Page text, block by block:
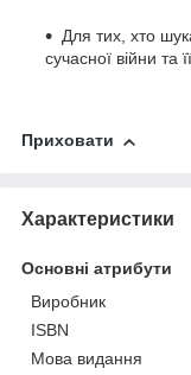
Для тих, хто
сучасної війни та
Приховати
Характеристики
Основні атрибути
Виробник
ISBN
Мова видання